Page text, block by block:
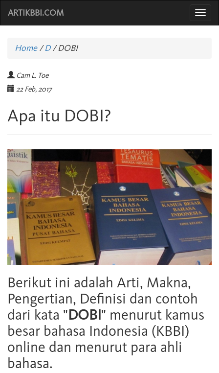
ARTIKBBI.COM
Home/D /DOBI
Cam L. Toe
22 Feb, 2017
Apa itu DOBI?
Berikut ini adalah Arti, Makna,
Pengertian, Definisi dan contoh
dari kata "DOBI" menurut kamus
besar bahasa Indonesia (KBBI)
online dan menurut para ahli
bahasa.